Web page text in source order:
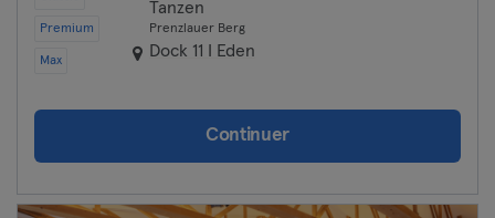
Premium
Max
Tanzen
Prenzlauer Berg
Dock 11 I Eden
Continuer
Cologne
Leipzig